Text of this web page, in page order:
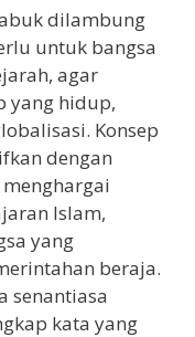
dilambung
untuk bangsa
agar
yang hidup,
Konsep
dengan
Islam,
yang
beraja.
senantiasa
kata yang